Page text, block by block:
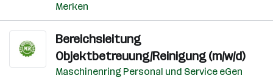
Merken
Bereichsleitung
Objektbetreuung/Reinigung (m/w/d)
Maschinenring Personal und Service eGen